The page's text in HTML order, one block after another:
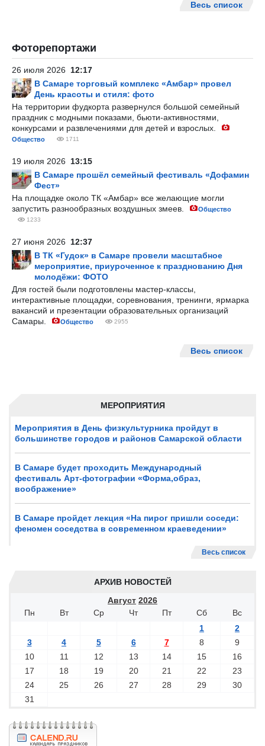
МЕРОПРИЯТИЯ
Мероприятия в День физкультурника пройдут в
большинстве городов и районов Самарской области
В Самаре будет проходить Международный
фестиваль Арт-фотографии «Форма,образ,
воображение»
В Самаре пройдет лекция «На пирог пришли соседи:
феномен соседства в современном краеведении»
Весь список
АРХИВ НОВОСТЕЙ
Август 2026
Пн
Вт Ср Чт Пт Сб
Вс
1
2
3
4 5 6 7 8
9
10
11 12 13 14 15
16
17
18 19 20 21 22
23
24
25 26 27 28 29
30
31
Весь список
Фоторепортажи
26 июля 2026 12:17
В Самаре торговый комплекс «Амбар» провел
День красоты и стиля: фото
На территории фудкорта развернулся большой семейный
праздник с модными показами, бьюти-активностями,
конкурсами и развлечениями для детей и взрослых.
Общество 1711
19 июля 2026 13:15
В Самаре прошёл семейный фестиваль «Дофамин
Фест»
На площадке около ТК «Амбар» все желающие могли
запустить разнообразных воздушных змеев.
Общество
1233
27 июня 2026 12:37
В ТК «Гудок» в Самаре провели масштабное
мероприятие, приуроченное к празднованию Дня
молодёжи: ФОТО
Для гостей были подготовлены мастер-классы,
интерактивные площадки, соревнования, тренинги, ярмарка
вакансий и презентации образовательных организаций
Самары.
Общество 2955
Весь список